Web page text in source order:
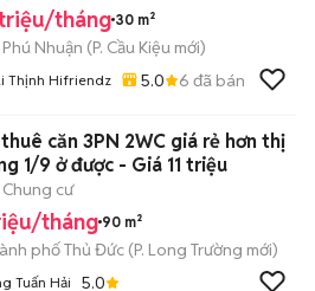
tháng 30 m²
Nhuận (P. Cầu Kiệu mới)
Thịnh Hifriendz 5.0 6 đã bán
căn 3PN 2WC giá rẻ hơn thị
1/9 ở được - Giá 11 triệu
Chung cư
tháng 90 m²
phố Thủ Đức (P. Long Trường mới)
Tuấn Hải 5.0